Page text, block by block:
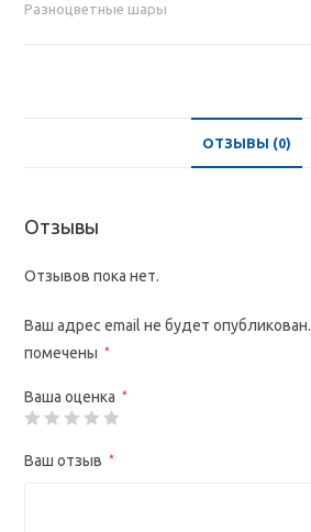
Разноцветные шары
ОТЗЫВЫ (0)
Отзывы
Отзывов пока нет.
Ваш адрес email не будет опубликован.
помечены
*
Ваша оценка *
Ваш отзыв *